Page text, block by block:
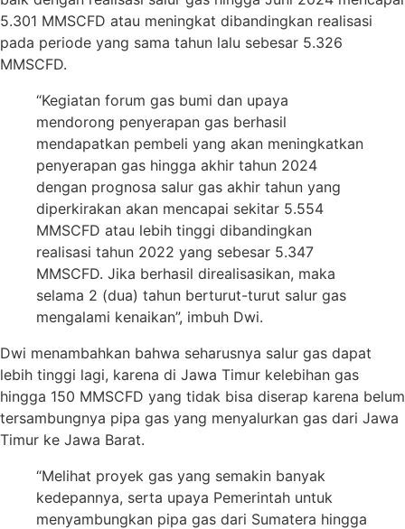
5.301 MMSCFD atau meningkat dibandingkan realisasi
pada periode yang sama tahun lalu sebesar 5.326
MMSCFD.
“Kegiatan forum gas bumi dan upaya
mendorong penyerapan gas berhasil
mendapatkan pembeli yang akan meningkatkan
penyerapan gas hingga akhir tahun 2024
dengan prognosa salur gas akhir tahun yang
diperkirakan akan mencapai sekitar 5.554
MMSCFD atau lebih tinggi dibandingkan
realisasi tahun 2022 yang sebesar 5.347
MMSCFD. Jika berhasil direalisasikan, maka
selama 2 (dua) tahun berturut-turut salur gas
mengalami kenaikan”, imbuh Dwi.
Dwi menambahkan bahwa seharusnya salur gas dapat
lebih tinggi lagi, karena di Jawa Timur kelebihan gas
hingga 150 MMSCFD yang tidak bisa diserap karena belum
tersambungnya pipa gas yang menyalurkan gas dari Jawa
Timur ke Jawa Barat.
“Melihat proyek gas yang semakin banyak
kedepannya, serta upaya Pemerintah untuk
menyambungkan pipa gas dari Sumatera hingga